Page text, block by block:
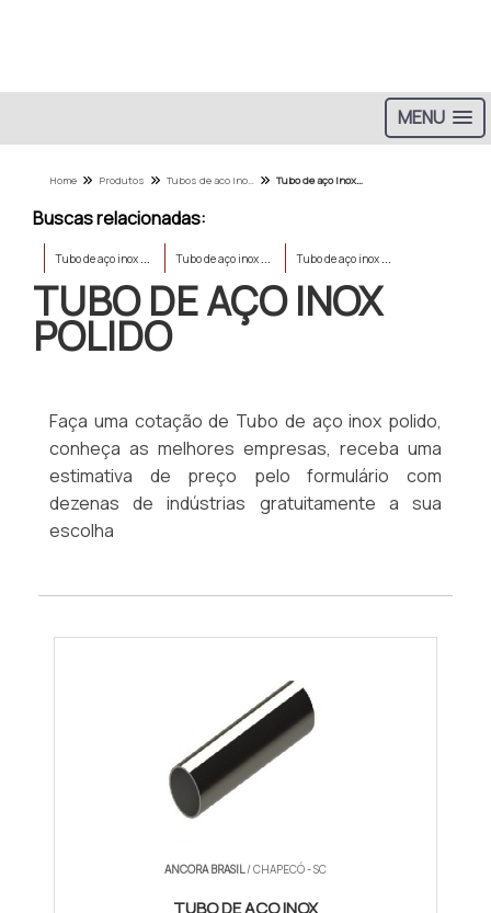
MENU
Home Produtos Tubos de aco inox - Categoria Tubo de aço inox polido
Buscas relacionadas:
T
ubo de aço inox preço T
ubo de aço inox polido T
ubo de aço inox para corrimão
TUBO DE AÇO INOX
POLIDO
Faça uma cotação de Tubo de aço inox polido,
conheça as melhores empresas, receba uma
estimativa de preço pelo formulário com
dezenas de indústrias gratuitamente a sua
escolha
ANCORA BRASIL/ CHAPECÓ - SC
TUBO DE AÇO INOX